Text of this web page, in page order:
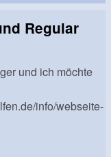
Regular
und ich möchte
info/webseite-